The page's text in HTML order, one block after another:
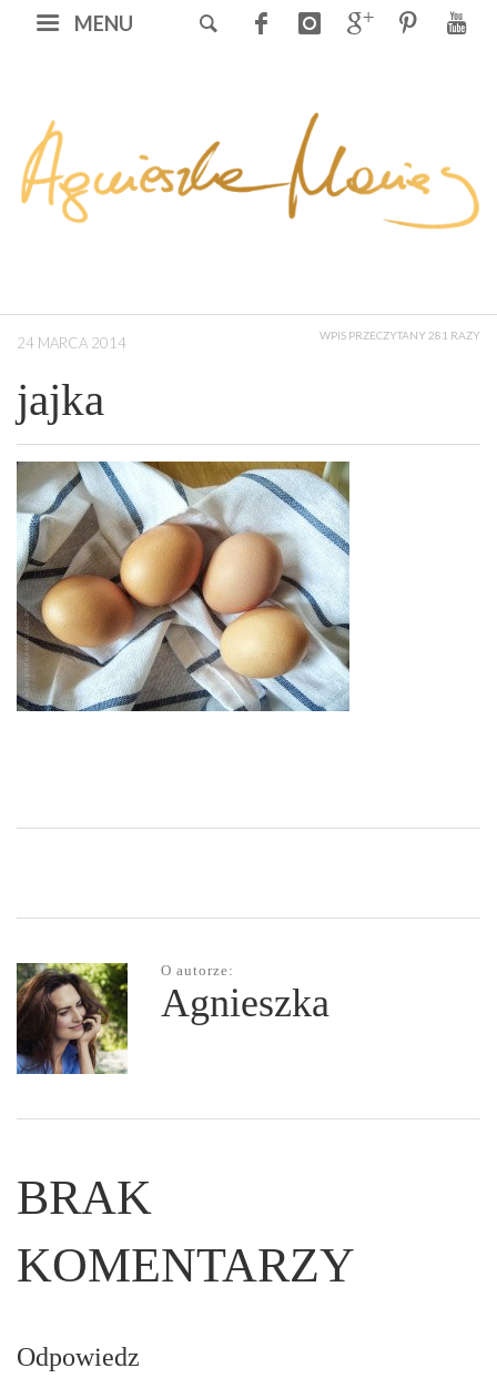
MENU
24 MARCA 2014 WPIS PRZECZYTANY 281 RAZY
jajka
O autorze:
Agnieszka
BRAK
KOMENTARZY
Odpowiedz